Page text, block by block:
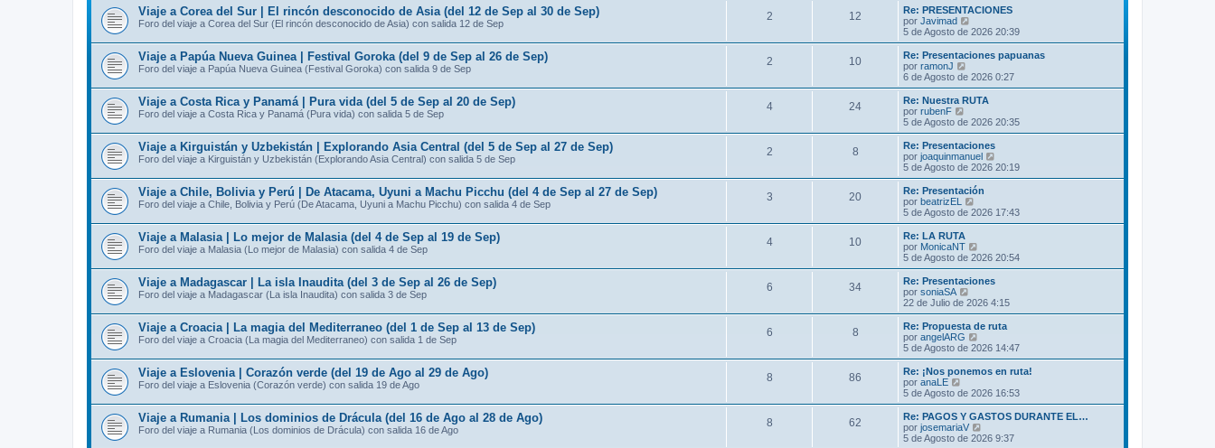
i
m
o
m
n
s
a
j
e
Viaje a Corea del Sur | El rincón desconocido de Asia (del 12 de Sep al 30 de Sep)
Foro del viaje a Corea del Sur (El rincón desconocido de Asia) con salida 12 de Sep
2 12
Re: PRESENTACIONES
por Javimad
e
r
ú
t
m
o
m
e
s
a
j
e
5 de Agosto de 2026 20:39
Viaje a Papúa Nueva Guinea | Festival Goroka (del 9 de Sep al 26 de Sep)
Foro del viaje a Papúa Nueva Guinea (Festival Goroka) con salida 9 de Sep
2 10
Re: Presentaciones papuanas
por ramonJ
e
r
ú
t
m
o
m
e
s
a
j
e
6 de Agosto de 2026 0:27
Viaje a Costa Rica y Panamá | Pura vida (del 5 de Sep al 20 de Sep)
Foro del viaje a Costa Rica y Panamá (Pura vida) con salida 5 de Sep
4 24
Re: Nuestra RUTA
por rubenF
e
r
ú
l
t
m
o
m
e
s
a
j
e
5 de Agosto de 2026 20:35
Viaje a Kirguistán y Uzbekistán | Explorando Asia Central (del 5 de Sep al 27 de Sep)
Foro del viaje a Kirguistán y Uzbekistán (Explorando Asia Central) con salida 5 de Sep
2 8
Re: Presentaciones
por joaquinmanuel
e
r
t
m
e
j
e
5 de Agosto de 2026 20:19
Viaje a Chile, Bolivia y Perú | De Atacama, Uyuni a Machu Picchu (del 4 de Sep al 27 de Sep)
Foro del viaje a Chile, Bolivia y Perú (De Atacama, Uyuni a Machu Picchu) con salida 4 de Sep
3 20
Re: Presentación
por beatrizEL
e
r
l
t
o
m
e
s
a
j
e
5 de Agosto de 2026 17:43
Viaje a Malasia | Lo mejor de Malasia (del 4 de Sep al 19 de Sep)
Foro del viaje a Malasia (Lo mejor de Malasia) con salida 4 de Sep
4 10
Re: LA RUTA
por MonicaNT
e
r
ú
t
m
o
m
e
s
j
e
5 de Agosto de 2026 20:54
Viaje a Madagascar | La isla Inaudita (del 3 de Sep al 26 de Sep)
Foro del viaje a Madagascar (La isla Inaudita) con salida 3 de Sep
6 34
Re: Presentaciones
por soniaSA
e
r
ú
l
t
o
m
e
s
a
j
22 de Julio de 2026 4:15
Viaje a Croacia | La magia del Mediterraneo (del 1 de Sep al 13 de Sep)
Foro del viaje a Croacia (La magia del Mediterraneo) con salida 1 de Sep
6 8
Re: Propuesta de ruta
por angelARG
e
r
ú
t
m
o
m
e
5 de Agosto de 2026 14:47
Viaje a Eslovenia | Corazón verde (del 19 de Ago al 29 de Ago)
Foro del viaje a Eslovenia (Corazón verde) con salida 19 de Ago
8 86
Re: ¡Nos ponemos en ruta!
por anaLE
e
r
ú
l
t
5 de Agosto de 2026 16:53
Viaje a Rumania | Los dominios de Drácula (del 16 de Ago al 28 de Ago)
Foro del viaje a Rumania (Los dominios de Drácula) con salida 16 de Ago
8 62
Re: PAGOS Y GASTOS DURANTE EL…
por josemariaV
e
5 de Agosto de 2026 9:37